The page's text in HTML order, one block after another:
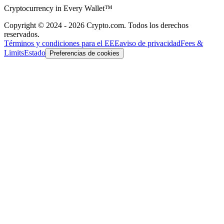
Cryptocurrency in Every Wallet™
Copyright © 2024 - 2026 Crypto.com. Todos los derechos
reservados.
Términos y condiciones para el EEEaviso de privacidadFees &
LimitsEstado Preferencias de cookies